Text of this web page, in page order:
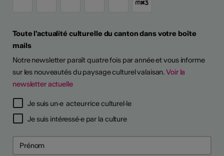
D'ARTISTES
Toute l'actualité culturelle du canton dans votre boîte
mails
Notre newsletter paraît quatre fois par année et vous informe
sur les nouveautés du paysage culturel valaisan.Voir la
newsletter actuelle
Je suis un·e acteur·rice culturel·le
Je suis intéressé·e par la culture